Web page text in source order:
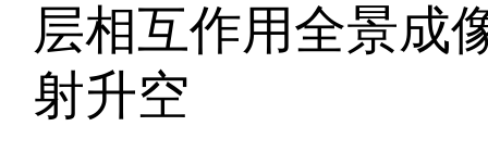
层相互作用全景成
射升空